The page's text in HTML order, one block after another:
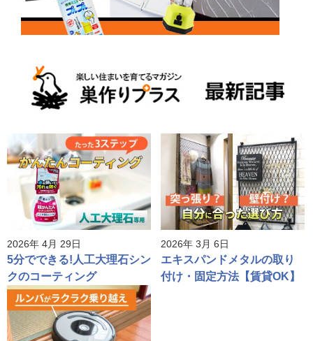
2026年 4月 29日
5分でできる!人工大理石シン
クのコーティング
2026年 3月 6日
エキスパンドメタルの取り
付け・固定方法【賃貸OK】